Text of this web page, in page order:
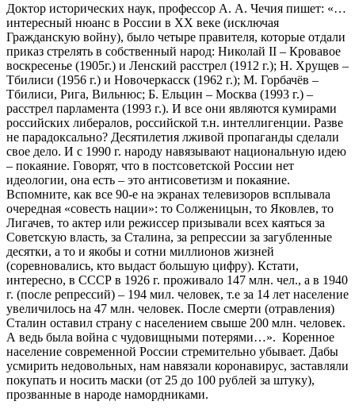
Доктор исторических наук, профессор А. А. Чечия пишет: «…
интересный нюанс в России в ХХ веке (исключая
Гражданскую войну), было четыре правителя, которые отдали
приказ стрелять в собственный народ: Николай II – Кровавое
воскресенье (1905г.) и Ленский расстрел (1912 г.); Н. Хрущев –
Тбилиси (1956 г.) и Новочеркасск (1962 г.); М. Горбачёв –
Тбилиси, Рига, Вильнюс; Б. Ельцин – Москва (1993 г.) –
расстрел парламента (1993 г.). И все они являются кумирами
российских либералов, российской т.н. интеллигенции. Разве
не парадоксально? Десятилетия лживой пропаганды сделали
свое дело. И с 1990 г. народу навязывают национальную идею
– покаяние. Говорят, что в постсоветской России нет
идеологии, она есть – это антисоветизм и покаяние.
Вспомните, как все 90-е на экранах телевизоров всплывала
очередная «совесть нации»: то Солженицын, то Яковлев, то
Лигачев, то актер или режиссер призывали всех каяться за
Советскую власть, за Сталина, за репрессии за загубленные
десятки, а то и якобы и сотни миллионов жизней
(соревновались, кто выдаст большую цифру). Кстати,
интересно, в СССР в 1926 г. проживало 147 млн. чел., а в 1940
г. (после репрессий) – 194 мил. человек, т.е за 14 лет население
увеличилось на 47 млн. человек. После смерти (отравления)
Сталин оставил страну с населением свыше 200 млн. человек.
А ведь была война с чудовищными потерями…». Коренное
население современной России стремительно убывает. Дабы
усмирить недовольных, нам навязали коронавирус, заставляли
покупать и носить маски (от 25 до 100 рублей за штуку),
прозванные в народе намордниками.